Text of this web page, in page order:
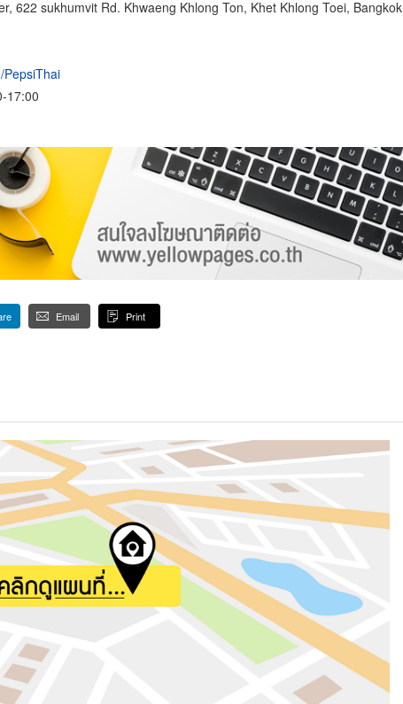
622 sukhumvit Rd. Khwaeng Khlong Ton, Khet Khlong Toei, Bangkok
PepsiThai
17:00
Email Print